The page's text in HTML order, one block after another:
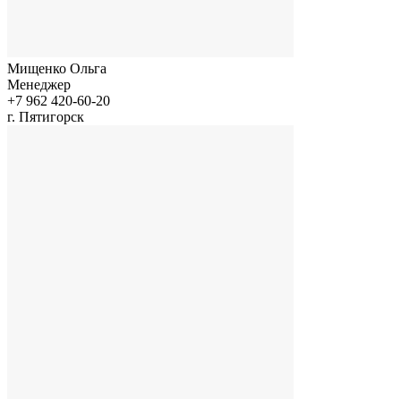
Мищенко Ольга
Менеджер
+7 962 420-60-20
г. Пятигорск